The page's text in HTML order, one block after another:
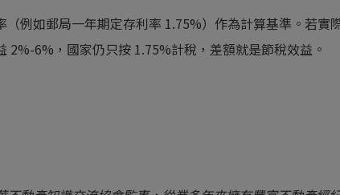
（例如郵局一年期定存利率 1.75%）作為計算基準。若實
6%，國家仍只按 1.75%計稅，差額就是節稅效益。